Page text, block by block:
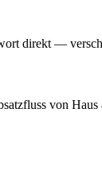
direkt —
von Haus